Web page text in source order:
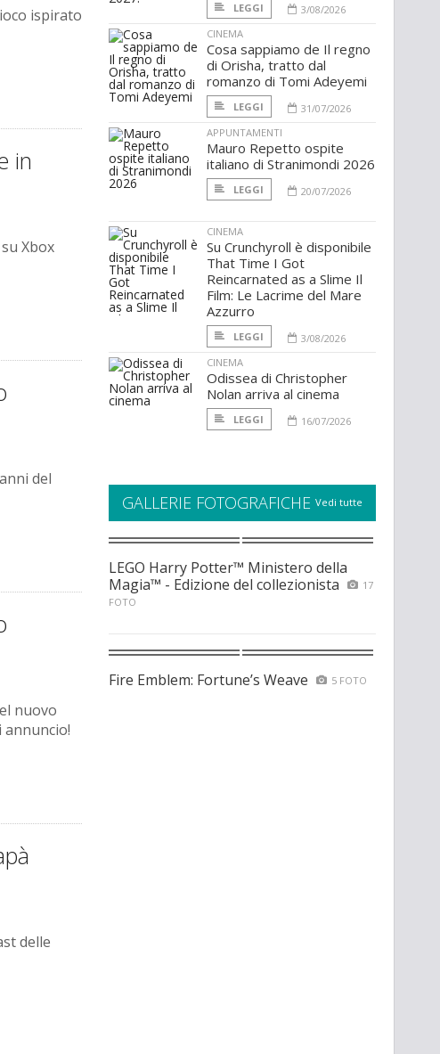
ispirato
in
su Xbox
del
nuovo
annuncio!
delle
LEGGI
3/08/2026
CINEMA
Cosa sappiamo de Il regno
di Orisha, tratto dal
romanzo di Tomi Adeyemi
LEGGI
31/07/2026
APPUNTAMENTI
Mauro Repetto ospite
italiano di Stranimondi 2026
LEGGI 20/07/2026
CINEMA
Su Crunchyroll è disponibile
That Time I Got
Reincarnated as a Slime Il
Film: Le Lacrime del Mare
Azzurro
LEGGI
3/08/2026
CINEMA
Odissea di Christopher
Nolan arriva al cinema
LEGGI 16/07/2026
GALLERIE FOTOGRAFICHE Vedi tutte
LEGO Harry Potter™ Ministero della
Magia™ - Edizione del collezionista
17
FOTO
Fire Emblem: Fortune’s Weave 5 FOTO